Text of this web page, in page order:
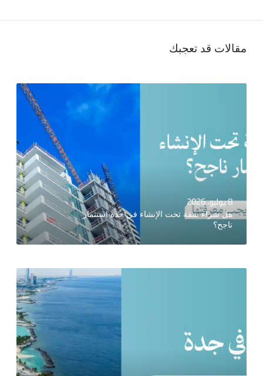
مقالات قد تعجبك
8 يوليو، 2026
هل شراء شقة تحت الإنشاء في جدة استثمار
ناجح؟